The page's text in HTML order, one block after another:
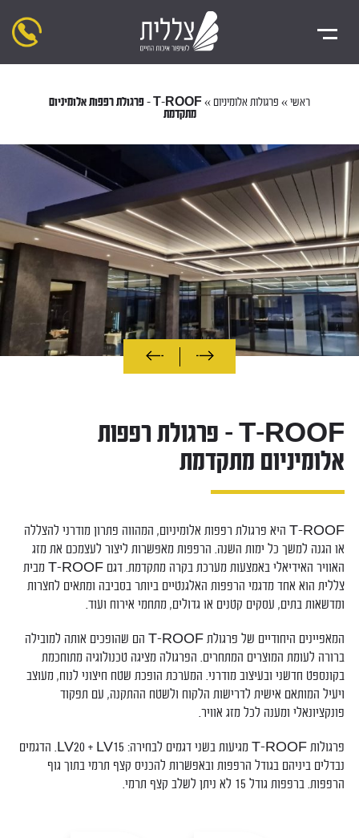
ראשי» פרגולות אלומיניום »
T-ROOF – פרגולת רפפות אלומיניום
מתקדמת
T-ROOF – פרגולת רפפות
אלומיניום מתקדמת
T-ROOF היא פרגולת רפפות אלומיניום, המהווה פתרון מודרני להצללה
או הגנה למשך כל ימות השנה. הרפפות מאפשרות ליצור לעצמכם את מזג
האוויר האידיאלי באמצעות מערכת בקרה מתקדמת. דגם T-ROOF מבית
צללית הוא אחד מדגמי הרפפות האלגנטיים ביותר בסביבה ומתאים לחצרות
ומדשאות בתים, עסקים קטנים או גדולים, מתחמי אירוח ועוד.
המאפיינים היחודיים של פרגולת T-ROOF הם שהופכים אותה למובילה
ברורה לעומת המוצרים המתחרים. הפרגולה מציגה טכנולוגיה מתוחכמת
בקונספט חדשני ובעיצוב מודרני. המערכת הופכת שטח חיצוני לנוח, מעוצב
ויעיל המותאם אישית לדרישות הלקוח ולשטח ההתקנה, עם תפקוד
פונקציונאלי ומענה לכל מזג אוויר.
פרגולות T-ROOF מגיעות בשני דגמים לבחירה: LV20 + LV15. הדגמים
נבדלים ביניהם בגודל הרפפות ובאפשרות להכניס קצף תרמי בתוך גוף
הרפפות. ברפפות גודל 15 לא ניתן לשלב קצף תרמי.